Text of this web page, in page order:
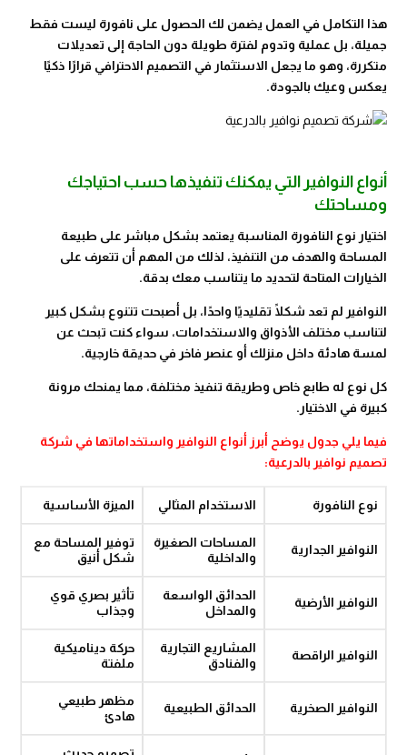
هذا التكامل في العمل يضمن لك الحصول على نافورة ليست فقط
جميلة، بل عملية وتدوم لفترة طويلة دون الحاجة إلى تعديلات
متكررة، وهو ما يجعل الاستثمار في التصميم الاحترافي قرارًا ذكيًا
يعكس وعيك بالجودة.
أنواع النوافير التي يمكنك تنفيذها حسب احتياجك
ومساحتك
اختيار نوع النافورة المناسبة يعتمد بشكل مباشر على طبيعة
المساحة والهدف من التنفيذ، لذلك من المهم أن تتعرف على
الخيارات المتاحة لتحديد ما يتناسب معك بدقة.
النوافير لم تعد شكلًا تقليديًا واحدًا، بل أصبحت تتنوع بشكل كبير
لتناسب مختلف الأذواق والاستخدامات، سواء كنت تبحث عن
لمسة هادئة داخل منزلك أو عنصر فاخر في حديقة خارجية.
كل نوع له طابع خاص وطريقة تنفيذ مختلفة، مما يمنحك مرونة
كبيرة في الاختيار.
فيما يلي جدول يوضح أبرز أنواع النوافير واستخداماتها في شركة
تصميم نوافير بالدرعية:
نوع النافورة الاستخدام المثالي الميزة الأساسية
النوافير الجدارية
المساحات الصغيرة
والداخلية
توفير المساحة مع
شكل أنيق
النوافير الأرضية
الحدائق الواسعة
والمداخل
تأثير بصري قوي
وجذاب
النوافير الراقصة
المشاريع التجارية
والفنادق
حركة ديناميكية
ملفتة
النوافير الصخرية الحدائق الطبيعية
مظهر طبيعي
هادئ